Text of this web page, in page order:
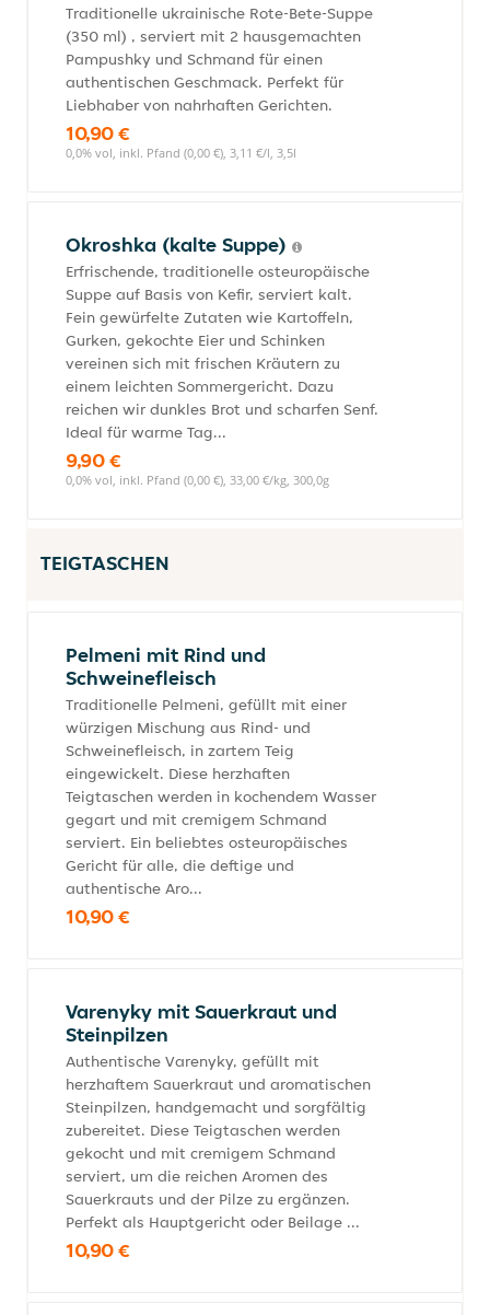
Traditionelle ukrainische Rote-Bete-Suppe
(350 ml) , serviert mit 2 hausgemachten
Pampushky und Schmand für einen
authentischen Geschmack. Perfekt für
Liebhaber von nahrhaften Gerichten.
10,90 €
0,0% vol, inkl. Pfand (0,00 €), 3,11 €/l, 3,5l
Okroshka (kalte Suppe)
Erfrischende, traditionelle osteuropäische
Suppe auf Basis von Kefir, serviert kalt.
Fein gewürfelte Zutaten wie Kartoffeln,
Gurken, gekochte Eier und Schinken
vereinen sich mit frischen Kräutern zu
einem leichten Sommergericht. Dazu
reichen wir dunkles Brot und scharfen Senf.
Ideal für warme Tag...
9,90 €
0,0% vol, inkl. Pfand (0,00 €), 33,00 €/kg, 300,0g
TEIGTASCHEN
Pelmeni mit Rind und
Schweinefleisch
Traditionelle Pelmeni, gefüllt mit einer
würzigen Mischung aus Rind- und
Schweinefleisch, in zartem Teig
eingewickelt. Diese herzhaften
Teigtaschen werden in kochendem Wasser
gegart und mit cremigem Schmand
serviert. Ein beliebtes osteuropäisches
Gericht für alle, die deftige und
authentische Aro...
10,90 €
Varenyky mit Sauerkraut und
Steinpilzen
Authentische Varenyky, gefüllt mit
herzhaftem Sauerkraut und aromatischen
Steinpilzen, handgemacht und sorgfältig
zubereitet. Diese Teigtaschen werden
gekocht und mit cremigem Schmand
serviert, um die reichen Aromen des
Sauerkrauts und der Pilze zu ergänzen.
Perfekt als Hauptgericht oder Beilage ...
10,90 €